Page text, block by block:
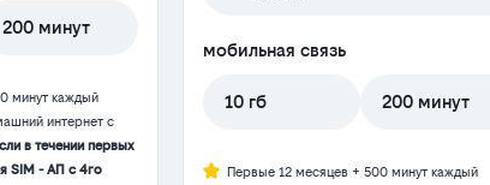
200 минут
минут каждый
интернет с
в течении первых
SIM - АП с 4го
мобильная связь
10 гб 200 минут
Первые 12 месяцев + 500 минут каждый